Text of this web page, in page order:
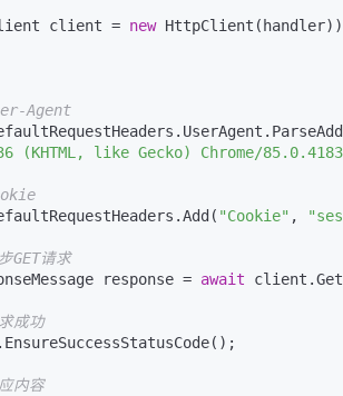
client = new HttpClient(handler))
Agent
(KHTML, like Gecko) Chrome/
"Cookie" ,
GET请求
response =
await
成功
内容